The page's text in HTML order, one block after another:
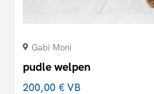
Gabi Moni
pudle welpen
200,00 €VB